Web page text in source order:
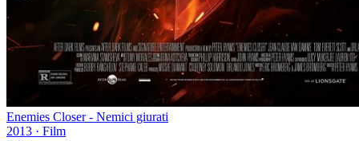
Enemies Closer - Nemici giurati
2013 · Film